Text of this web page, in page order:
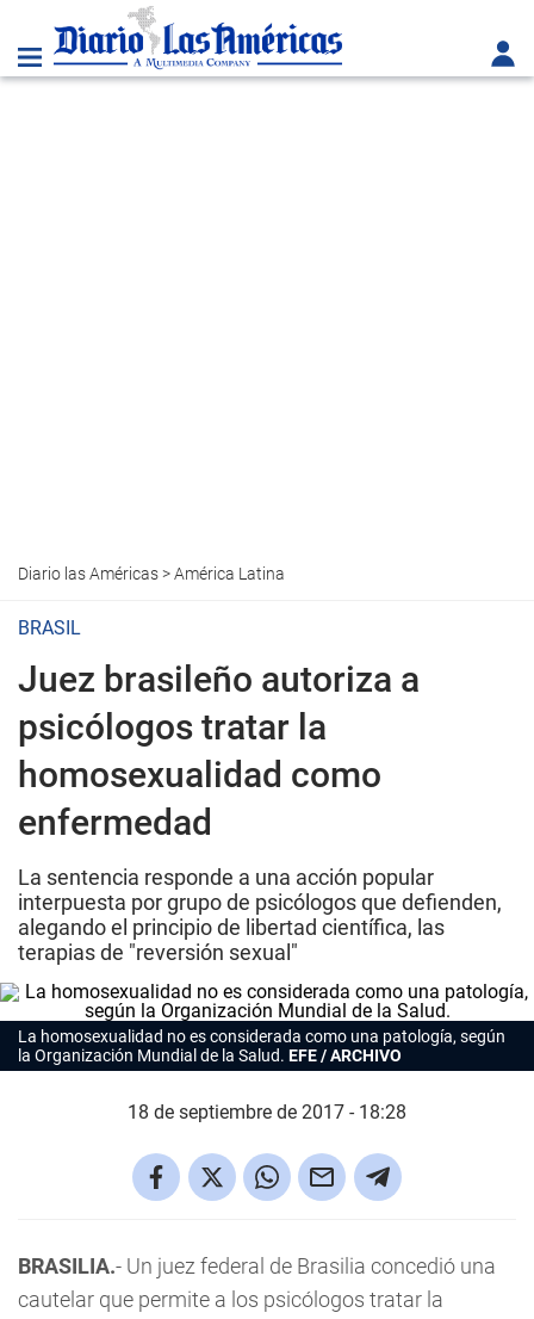
Diario las Américas>América Latina
BRASIL
Juez brasileño autoriza a
psicólogos tratar la
homosexualidad como
enfermedad
La sentencia responde a una acción popular
interpuesta por grupo de psicólogos que defienden,
alegando el principio de libertad científica, las
terapias de "reversión sexual"
La homosexualidad no es considerada como una patología, según
la Organización Mundial de la Salud. EFE / ARCHIVO
18 de septiembre de 2017 - 18:28
BRASILIA.- Un juez federal de Brasilia concedió una
cautelar que permite a los psicólogos tratar la